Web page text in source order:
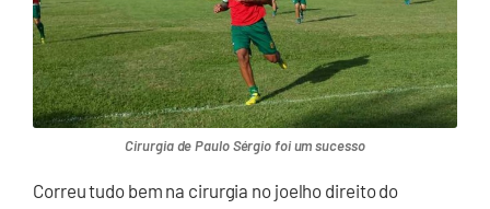
Cirurgia de Paulo Sérgio foi um sucesso
Correu tudo bem na cirurgia no joelho direito do